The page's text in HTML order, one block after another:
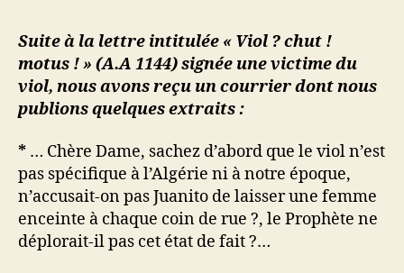
Suite à la lettre intitulée « Viol ? chut !
motus ! » (A.A 1144) signée une victime du
viol, nous avons reçu un courrier dont nous
publions quelques extraits :
* … Chère Dame, sachez d’abord que le viol n’est
pas spécifique à l’Algérie ni à notre époque,
n’accusait-on pas Juanito de laisser une femme
enceinte à chaque coin de rue ?, le Prophète ne
déplorait-il pas cet état de fait ?…